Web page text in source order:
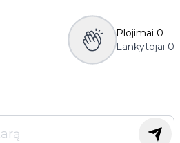
Plojimai 0
Lankytojai 0